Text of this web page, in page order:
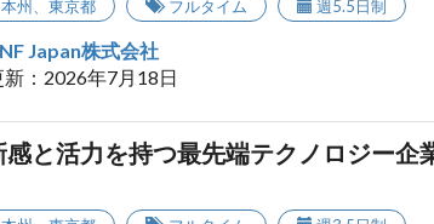
本州、 東京都 フルタイム 週5.5日制
Japan株式会社
：2026年7月18日
感と活力を持つ最先端テクノロジー企